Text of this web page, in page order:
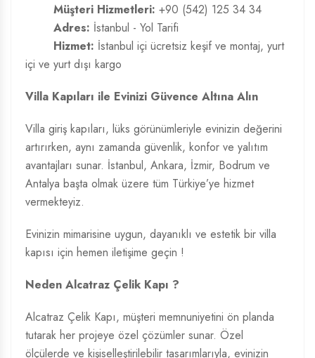
Müşteri Hizmetleri: +90 (542) 125 34 34
Adres: İstanbul - Yol Tarifi
Hizmet: İstanbul içi ücretsiz keşif ve montaj, yurt
içi ve yurt dışı kargo
Villa Kapıları ile Evinizi Güvence Altına Alın
Villa giriş kapıları, lüks görünümleriyle evinizin değerini
artırırken, aynı zamanda güvenlik, konfor ve yalıtım
avantajları sunar. İstanbul, Ankara, İzmir, Bodrum ve
Antalya başta olmak üzere tüm Türkiye’ye hizmet
vermekteyiz.
Evinizin mimarisine uygun, dayanıklı ve estetik bir villa
kapısı için hemen iletişime geçin !
Neden Alcatraz Çelik Kapı ?
Alcatraz Çelik Kapı, müşteri memnuniyetini ön planda
tutarak her projeye özel çözümler sunar. Özel
ölçülerde ve kişiselleştirilebilir tasarımlarıyla, evinizin